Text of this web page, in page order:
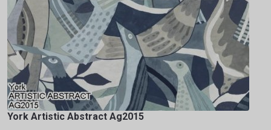
York Artistic Abstract Ag2015